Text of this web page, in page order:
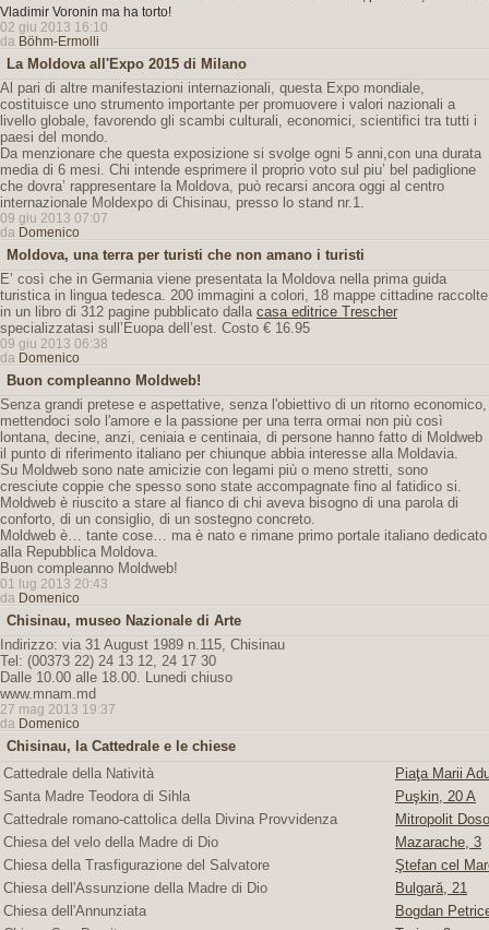
Vladimir Voronin ma ha torto!
02 giu 2013 16:10
da Böhm-Ermolli
La Moldova all'Expo 2015 di Milano
Al pari di altre manifestazioni internazionali, questa Expo mondiale,
costituisce uno strumento importante per promuovere i valori nazionali a
livello globale, favorendo gli scambi culturali, economici, scientifici tra tutti i
paesi del mondo.
Da menzionare che questa exposizione si svolge ogni 5 anni,con una durata
media di 6 mesi. Chi intende esprimere il proprio voto sul piu’ bel padiglione
che dovra’ rappresentare la Moldova, può recarsi ancora oggi al centro
internazionale Moldexpo di Chisinau, presso lo stand nr.1.
09 giu 2013 07:07
da Domenico
Moldova, una terra per turisti che non amano i turisti
E’ così che in Germania viene presentata la Moldova nella prima guida
turistica in lingua tedesca. 200 immagini a colori, 18 mappe cittadine raccolte
in un libro di 312 pagine pubblicato dalla casa editrice Trescher
specializzatasi sull’Euopa dell’est. Costo € 16.95
09 giu 2013 06:38
da Domenico
Buon compleanno Moldweb!
Senza grandi pretese e aspettative, senza l'obiettivo di un ritorno economico,
mettendoci solo l'amore e la passione per una terra ormai non più così
lontana, decine, anzi, ceniaia e centinaia, di persone hanno fatto di Moldweb
il punto di riferimento italiano per chiunque abbia interesse alla Moldavia.
Su Moldweb sono nate amicizie con legami più o meno stretti, sono
cresciute coppie che spesso sono state accompagnate fino al fatidico si.
Moldweb è riuscito a stare al fianco di chi aveva bisogno di una parola di
conforto, di un consiglio, di un sostegno concreto.
Moldweb è… tante cose… ma è nato e rimane primo portale italiano dedicato
alla Repubblica Moldova.
Buon compleanno Moldweb!
01 lug 2013 20:43
da Domenico
Chisinau, museo Nazionale di Arte
Indirizzo: via 31 August 1989 n.115, Chisinau
Tel: (00373 22) 24 13 12, 24 17 30
Dalle 10.00 alle 18.00. Lunedi chiuso
www.mnam.md
27 mag 2013 19:37
da Domenico
Chisinau, la Cattedrale e le chiese
Cattedrale della Natività
Piaţa Marii
Santa Madre Teodora di Sihla
Puşkin, 20 A
Cattedrale romano-cattolica della Divina Provvidenza
Mitropolit
Chiesa del velo della Madre di Dio
Mazarache, 3
Chiesa della Trasfigurazione del Salvatore
Ştefan cel
Chiesa dell'Assunzione della Madre di Dio
Bulgară, 21
Chiesa dell'Annunziata
Bogdan